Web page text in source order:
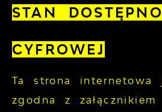
STAN
CYFROWEJ
Ta strona internetowa
zgodna z